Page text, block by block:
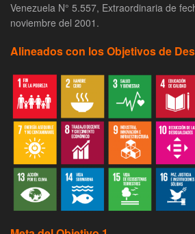
Venezuela N° 5.557, Extraordinaria de
noviembre del 2001.
Alineados con los Objetivos de